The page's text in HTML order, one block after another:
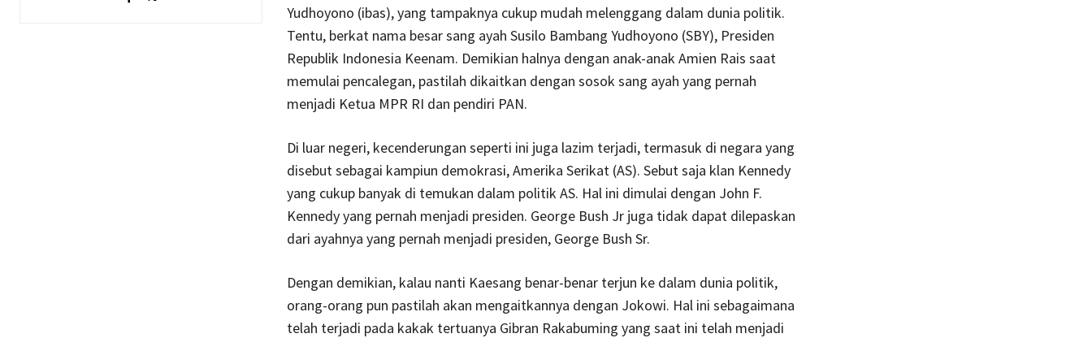
Yudhoyono (ibas), yang tampaknya cukup mudah melenggang dalam dunia politik.
Tentu, berkat nama besar sang ayah Susilo Bambang Yudhoyono (SBY), Presiden
Republik Indonesia Keenam. Demikian halnya dengan anak-anak Amien Rais saat
memulai pencalegan, pastilah dikaitkan dengan sosok sang ayah yang pernah
menjadi Ketua MPR RI dan pendiri PAN.
Di luar negeri, kecenderungan seperti ini juga lazim terjadi, termasuk di negara yang
disebut sebagai kampiun demokrasi, Amerika Serikat (AS). Sebut saja klan Kennedy
yang cukup banyak di temukan dalam politik AS. Hal ini dimulai dengan John F.
Kennedy yang pernah menjadi presiden. George Bush Jr juga tidak dapat dilepaskan
dari ayahnya yang pernah menjadi presiden, George Bush Sr.
Dengan demikian, kalau nanti Kaesang benar-benar terjun ke dalam dunia politik,
orang-orang pun pastilah akan mengaitkannya dengan Jokowi. Hal ini sebagaimana
telah terjadi pada kakak tertuanya Gibran Rakabuming yang saat ini telah menjadi